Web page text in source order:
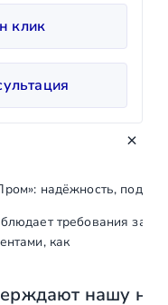
клик
надёжность,
требования
как
нашу